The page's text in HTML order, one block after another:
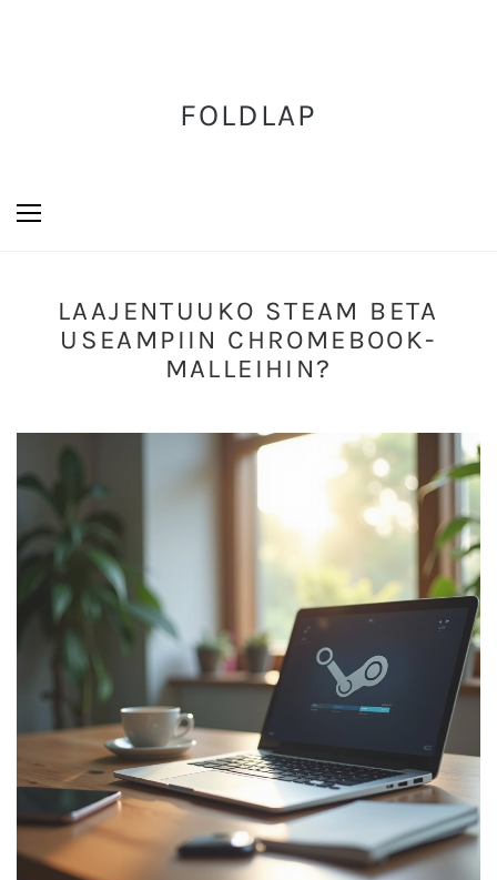
FOLDLAP
LAAJENTUUKO STEAM BETA
USEAMPIIN CHROMEBOOK-
MALLEIHIN?